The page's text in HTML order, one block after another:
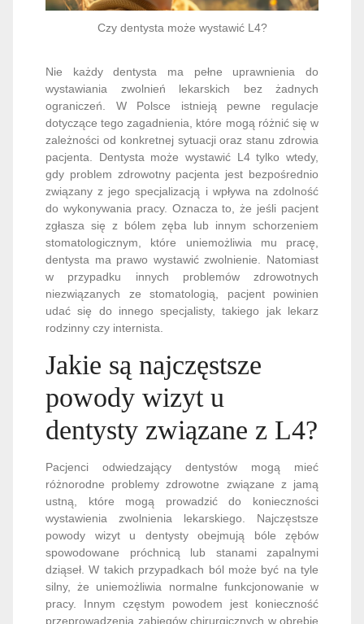
Czy dentysta może wystawić L4?
Nie każdy dentysta ma pełne uprawnienia do
wystawiania zwolnień lekarskich bez żadnych
ograniczeń. W Polsce istnieją pewne regulacje
dotyczące tego zagadnienia, które mogą różnić się w
zależności od konkretnej sytuacji oraz stanu zdrowia
pacjenta. Dentysta może wystawić L4 tylko wtedy,
gdy problem zdrowotny pacjenta jest bezpośrednio
związany z jego specjalizacją i wpływa na zdolność
do wykonywania pracy. Oznacza to, że jeśli pacjent
zgłasza się z bólem zęba lub innym schorzeniem
stomatologicznym, które uniemożliwia mu pracę,
dentysta ma prawo wystawić zwolnienie. Natomiast
w przypadku innych problemów zdrowotnych
niezwiązanych ze stomatologią, pacjent powinien
udać się do innego specjalisty, takiego jak lekarz
rodzinny czy internista.
Jakie są najczęstsze
powody wizyt u
dentysty związane z L4?
Pacjenci odwiedzający dentystów mogą mieć
różnorodne problemy zdrowotne związane z jamą
ustną, które mogą prowadzić do konieczności
wystawienia zwolnienia lekarskiego. Najczęstsze
powody wizyt u dentysty obejmują bóle zębów
spowodowane próchnicą lub stanami zapalnymi
dziąseł. W takich przypadkach ból może być na tyle
silny, że uniemożliwia normalne funkcjonowanie w
pracy. Innym częstym powodem jest konieczność
przeprowadzenia zabiegów chirurgicznych w obrębie